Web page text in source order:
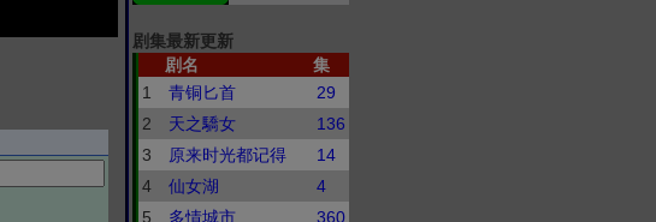
剧集最新更新
剧名
集
1
青铜匕首
29
2
天之驕女
136
3
原来时光都记得
14
4
仙女湖
4
5
多情城市
360